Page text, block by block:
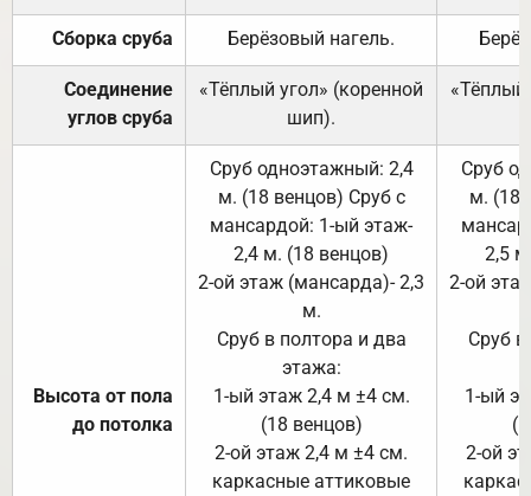
Сборка сруба Берёзовый нагель.
Соединение
углов сруба
«Тёплый угол» (коренной
шип).
«Тёплый
Высота от пола
до потолка
Сруб одноэтажный: 2,4
м. (18 венцов) Сруб с
мансардой: 1-ый этаж-
2,4 м. (18 венцов)
2-ой этаж (мансарда)- 2,3
м.
Сруб в полтора и два
этажа:
1-ый этаж 2,4 м ±4 см.
(18 венцов)
2-ой этаж 2,4 м ±4 см.
каркасные аттиковые
Сруб
м. (18
2,5
2-ой
Сруб
1-ый
2-ой